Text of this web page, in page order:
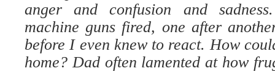
anger and confusion and
machine guns fired, one after
before I even knew to react. How
home? Dad often lamented at how